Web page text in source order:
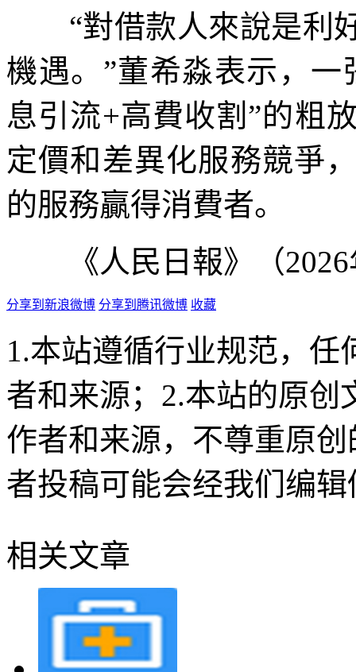
“對借款人來說是利好
機遇。”董希淼表示，一
息引流+高費收割”的粗
定價和差異化服務競爭
的服務贏得消費者。
《人民日報》（2026
分享到新浪微博 分享到腾讯微博 收藏
1.本站遵循行业规范，
者和来源；2.本站的原
作者和来源，不尊重原
者投稿可能会经我们编
相关文章